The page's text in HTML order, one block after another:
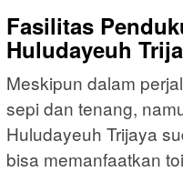
Fasilitas
Huludayeuh
Meskipun dalam
sepi dan tenang,
Huludayeuh Trijaya
bisa memanfaatkan